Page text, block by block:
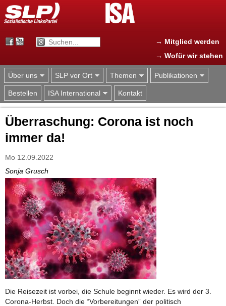
Jump to navigation
→ Mitglied werden
→ Wofür wir stehen
Über uns SLP vor Ort Themen Publikationen
Bestellen ISA International Kontakt
Überraschung: Corona ist noch
immer da!
Mo 12.09.2022
Sonja Grusch
Die Reisezeit ist vorbei, die Schule beginnt wieder. Es wird der 3.
Corona-Herbst. Doch die “Vorbereitungen” der politisch